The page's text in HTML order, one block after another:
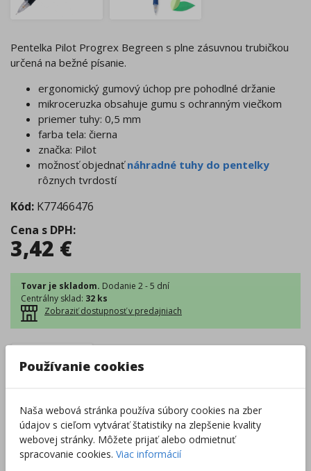
Pentelka Pilot Progrex Begreen s plne zásuvnou trubičkou
určená na bežné písanie.
ergonomický gumový úchop pre pohodlné držanie
mikroceruzka obsahuje gumu s ochranným viečkom
priemer tuhy: 0,5 mm
farba tela: čierna
značka: Pilot
možnosť objednaťnáhradné tuhy do pentelky
rôznych tvrdostí
Kód: K77466476
Cena s DPH:
3,42 €
Tovar je skladom. Dodanie 2 - 5 dní
Centrálny sklad: 32 ks
Zobraziť dostupnosť v predajniach
– +
Do košíka
Pri nákupe zaďalších 49.00€
získatedopravu zadarmo.
Používanie cookies
Naša webová stránka používa súbory cookies na zber
údajov s cieľom vytvárať štatistiky na zlepšenie kvality
webovej stránky. Môžete prijať alebo odmietnuť
spracovanie cookies. Viac informácií